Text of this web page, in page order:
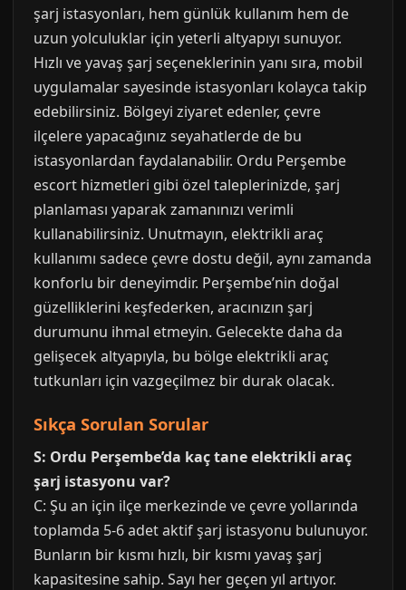
şarj istasyonları, hem günlük kullanım hem de
uzun yolculuklar için yeterli altyapıyı sunuyor.
Hızlı ve yavaş şarj seçeneklerinin yanı sıra, mobil
uygulamalar sayesinde istasyonları kolayca takip
edebilirsiniz. Bölgeyi ziyaret edenler, çevre
ilçelere yapacağınız seyahatlerde de bu
istasyonlardan faydalanabilir. Ordu Perşembe
escort hizmetleri gibi özel taleplerinizde, şarj
planlaması yaparak zamanınızı verimli
kullanabilirsiniz. Unutmayın, elektrikli araç
kullanımı sadece çevre dostu değil, aynı zamanda
konforlu bir deneyimdir. Perşembe’nin doğal
güzelliklerini keşfederken, aracınızın şarj
durumunu ihmal etmeyin. Gelecekte daha da
gelişecek altyapıyla, bu bölge elektrikli araç
tutkunları için vazgeçilmez bir durak olacak.
Sıkça Sorulan Sorular
S: Ordu Perşembe’da kaç tane elektrikli araç
şarj istasyonu var?
C: Şu an için ilçe merkezinde ve çevre yollarında
toplamda 5-6 adet aktif şarj istasyonu bulunuyor.
Bunların bir kısmı hızlı, bir kısmı yavaş şarj
kapasitesine sahip. Sayı her geçen yıl artıyor.